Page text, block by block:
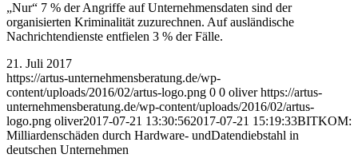
„Nur“ 7 % der Angriffe auf Unternehmensdaten sind der
organisierten Kriminalität zuzurechnen. Auf ausländische
Nachrichtendienste entfielen 3 % der Fälle.
21. Juli 2017
https://artus-unternehmensberatung.de/wp-
content/uploads/2016/02/artus-logo.png 0 0 oliver https://artus-
unternehmensberatung.de/wp-content/uploads/2016/02/artus-
logo.png oliver2017-07-21 13:30:562017-07-21 15:19:33BITKOM:
Milliardenschäden durch Hardware- undDatendiebstahl in
deutschen Unternehmen